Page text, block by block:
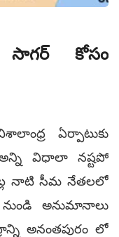
సాగర్ కోసం
ఏర్పాటుకు
విధాలా నష్టపో
నాటి సీమ నేతలలో
అనుమానాలు
అనంతపురం లో